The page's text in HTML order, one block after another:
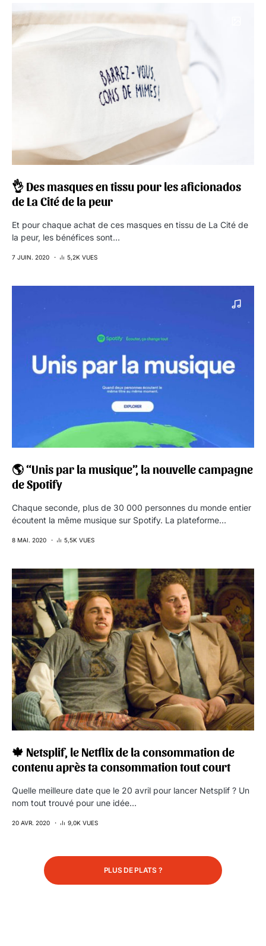
👌 Des masques en tissu pour les aficionados
de La Cité de la peur
Et pour chaque achat de ces masques en tissu de La Cité de
la peur, les bénéfices sont…
7 JUIN. 2020 5,2K VUES
🌎 “Unis par la musique”, la nouvelle campagne
de Spotify
Chaque seconde, plus de 30 000 personnes du monde entier
écoutent la même musique sur Spotify. La plateforme…
8 MAI. 2020 5,5K VUES
🍁 Netsplif, le Netflix de la consommation de
contenu après ta consommation tout court
Quelle meilleure date que le 20 avril pour lancer Netsplif ? Un
nom tout trouvé pour une idée…
20 AVR. 2020 9,0K VUES
PLUS DE PLATS ?